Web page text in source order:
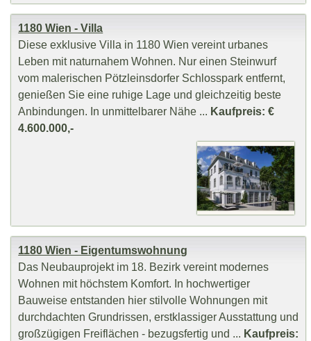
1180 Wien - Villa
Diese exklusive Villa in 1180 Wien vereint urbanes
Leben mit naturnahem Wohnen. Nur einen Steinwurf
vom malerischen Pötzleinsdorfer Schlosspark entfernt,
genießen Sie eine ruhige Lage und gleichzeitig beste
Anbindungen. In unmittelbarer Nähe ... Kaufpreis: €
4.600.000,-
1180 Wien - Eigentumswohnung
Das Neubauprojekt im 18. Bezirk vereint modernes
Wohnen mit höchstem Komfort. In hochwertiger
Bauweise entstanden hier stilvolle Wohnungen mit
durchdachten Grundrissen, erstklassiger Ausstattung und
großzügigen Freiflächen - bezugsfertig und ... Kaufpreis: